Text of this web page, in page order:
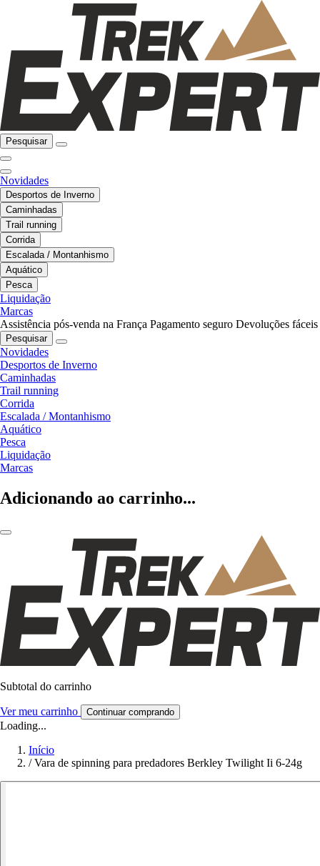
Pesquisar
Novidades
Desportos de Inverno
Caminhadas
Trail running
Corrida
Escalada / Montanhismo
Aquático
Pesca
Liquidação
Marcas
Assistência pós-venda na França Pagamento seguro Devoluções fáceis
Pesquisar
Novidades
Desportos de Inverno
Caminhadas
Trail running
Corrida
Escalada / Montanhismo
Aquático
Pesca
Liquidação
Marcas
Adicionando ao carrinho...
Subtotal do carrinho
Ver meu carrinho Continuar comprando
Loading...
Início
/ Vara de spinning para predadores Berkley Twilight Ii 6-24g